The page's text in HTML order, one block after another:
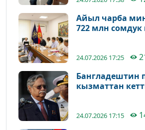
Айыл чарба
722 млн
24.07.2026 17:25
Бангладештин
кызматтан
24.07.2026 17:15